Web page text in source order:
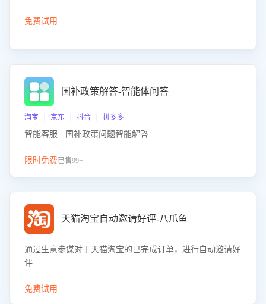
免费试用
国补政策解答-智能体问答
淘宝 | 京东 | 抖音 | 拼多多
智能客服 · 国补政策问题智能解答
限时免费已售99+
天猫淘宝自动邀请好评-八爪鱼
通过生意参谋对于天猫淘宝的已完成订单，进行自动邀请好
评
免费试用